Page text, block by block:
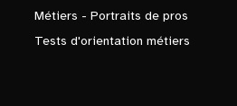
Métiers - Portraits de pros
Tests d'orientation métiers